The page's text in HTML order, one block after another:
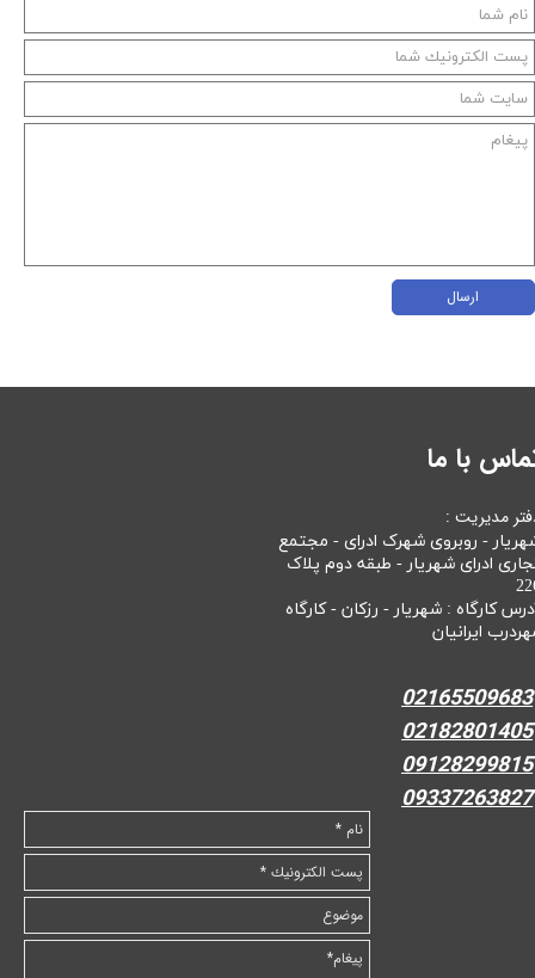
ارسال
با ما
مدیریت :
- روبروی شهرک ادرای - مجتمع
ادرای شهریار - طبقه دوم پلاک
کارگاه : شهریار - رزکان - کارگاه
ایرانیان
02165509683
02182801405
09128299815
09337263827